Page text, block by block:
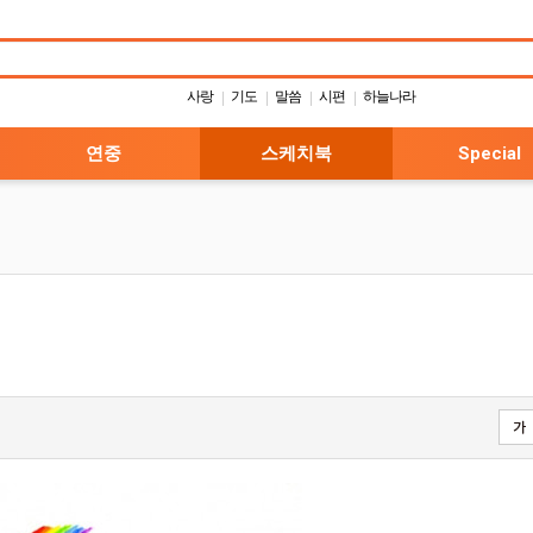
사랑 | 기도 | 말씀 | 시편 | 하늘나라
연중 스케치북 Special